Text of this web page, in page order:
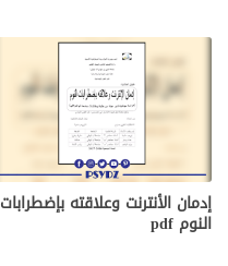
إدمان الأنترنت وعلاقته بإضطرابات
النوم pdf